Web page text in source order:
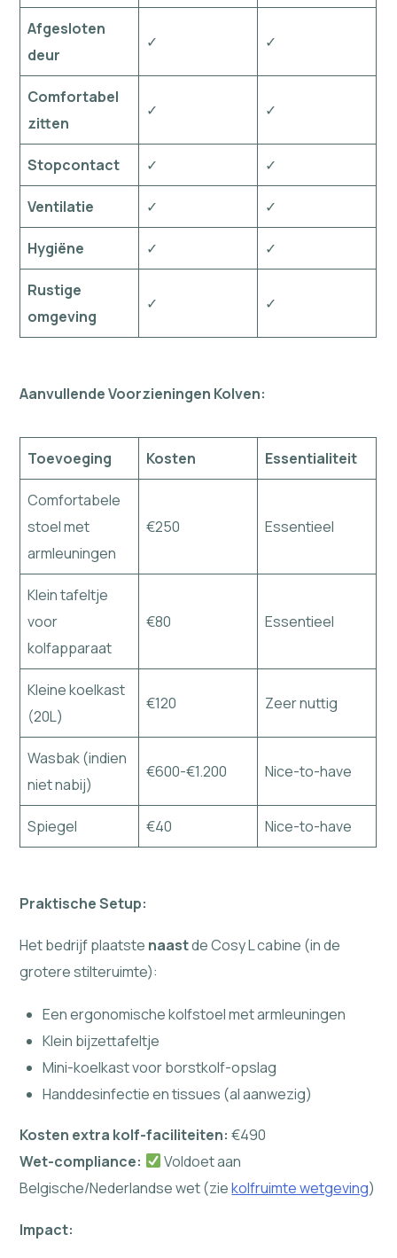
Afgesloten
deur
✓ ✓
Comfortabel
zitten
✓ ✓
Stopcontact ✓ ✓
Ventilatie ✓ ✓
Hygiëne ✓ ✓
Rustige
omgeving
✓ ✓
Aanvullende Voorzieningen Kolven:
Toevoeging Kosten Essentialiteit
Comfortabele
stoel met
armleuningen
€250 Essentieel
Klein tafeltje
voor
kolfapparaat
€80 Essentieel
Kleine koelkast
(20L)
€120 Zeer nuttig
Wasbak (indien
niet nabij)
€600-€1.200 Nice-to-have
Spiegel €40 Nice-to-have
Praktische Setup:
Het bedrijf plaatste naastde Cosy L cabine (in de
grotere stilteruimte):
Een ergonomische kolfstoel met armleuningen
Klein bijzettafeltje
Mini-koelkast voor borstkolf-opslag
Handdesinfectie en tissues (al aanwezig)
Kosten extra kolf-faciliteiten: €490
Wet-compliance:
Voldoet aan
Belgische/Nederlandse wet (ziekolfruimte wetgeving)
Impact: